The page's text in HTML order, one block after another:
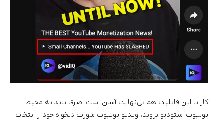
کار با این قابلیت هم بی‌نهایت آسان است. صرفا باید به محیط
یوتیوب استودیو بروید، ویدیو یوتیوب شورت دلخواه خود را انتخاب